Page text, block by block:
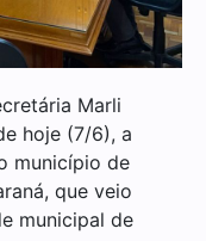
Marli
hoje (7/6), a
município de
que veio
municipal de